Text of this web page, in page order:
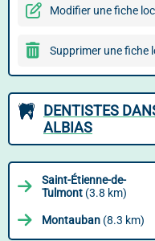
Modifier une fiche
Supprimer une fiche
DENTISTES
ALBIAS
Saint-Étienne-de-
Tulmont (3.8 km)
Montauban (8.3 km)